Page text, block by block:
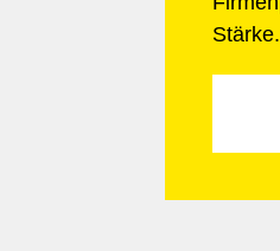
ein- und
der
Stärke.